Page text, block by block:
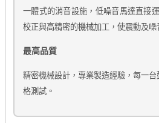
一體式的消音設施，低噪音馬達直接
校正與高精密的機械加工，使震動及噪
最高品質
精密機械設計，專業製造經驗，每一
格測試。